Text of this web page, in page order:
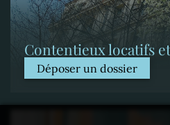
Contentieux locatifs
Déposer un dossier